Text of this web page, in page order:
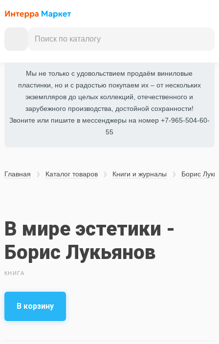
Мы не только с удовольствием продаём виниловые
пластинки, но и с радостью покупаем их – от нескольких
экземпляров до целых коллекций, отечественного и
зарубежного производства, достойной сохранности!
Звоните или пишите в мессенджеры на номер +7-965-504-60-
55
Главная Каталог товаров Книги и журналы Борис
В мире эстетики -
Борис Лукьянов
КНИГА
В корзину